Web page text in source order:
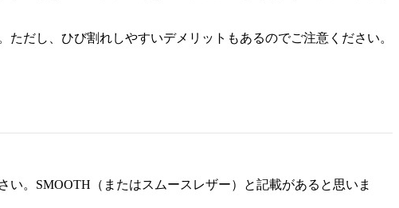
ただし、ひび割れしやすいデメリットもあるのでご注意ください。
。SMOOTH（またはスムースレザー）と記載があると思いま